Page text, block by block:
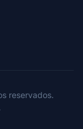
reservados.